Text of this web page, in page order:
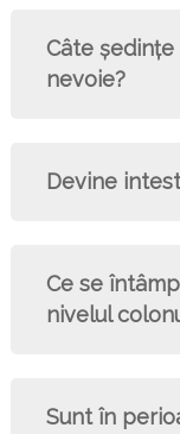
Câte
nevoie?
Devine
Ce se
nivelul
Sunt în